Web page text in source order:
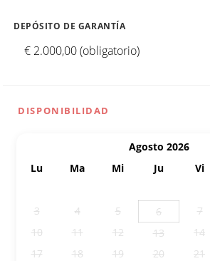
DEPÓSITO DE GARANTÍA
€ 2.000,00 (obligatorio)
DISPONIBILIDAD
Agosto 2026
Lu
Ma Mi Ju Vi
3
4 5 6 7
10
11 12 13 14
17
18 19 20 21